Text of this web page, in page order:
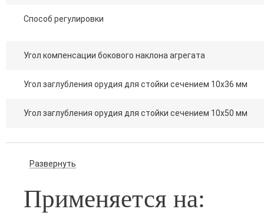
Способ регулировки
Угол компенсации бокового наклона агрегата
Угол заглубления орудия для стойки сечением 10х36 мм
Угол заглубления орудия для стойки сечением 10х50 мм
Развернуть
Применяется на: